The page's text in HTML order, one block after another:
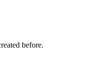
before.